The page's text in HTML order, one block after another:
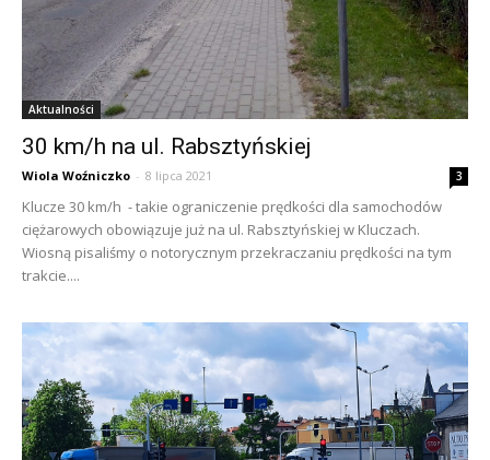
Aktualności
30 km/h na ul. Rabsztyńskiej
Wiola Woźniczko - 8 lipca 2021 3
Klucze 30 km/h - takie ograniczenie prędkości dla samochodów
ciężarowych obowiązuje już na ul. Rabsztyńskiej w Kluczach.
Wiosną pisaliśmy o notorycznym przekraczaniu prędkości na tym
trakcie....